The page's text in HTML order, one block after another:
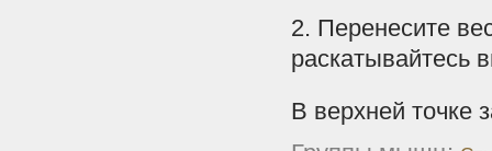
2. Перенесите
раскатывайтесь
В верхней точке